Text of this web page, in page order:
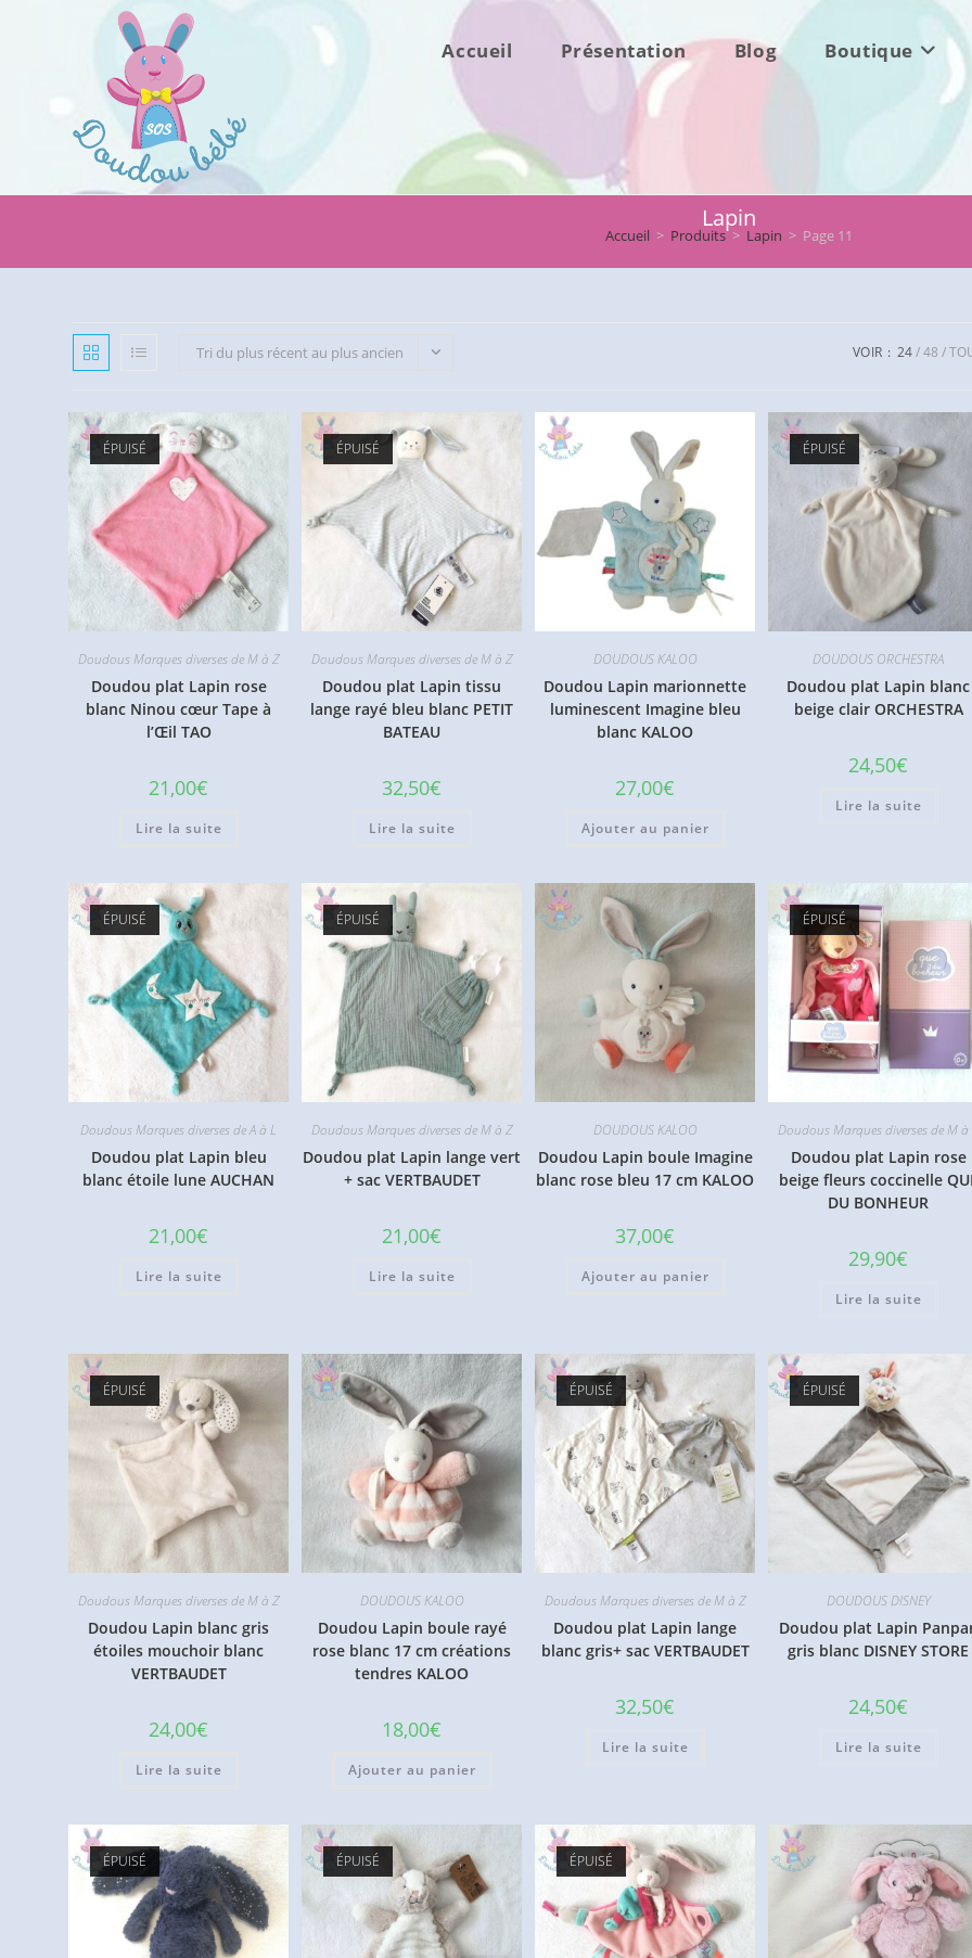
Accueil Présentation Blog Boutique
Lapin
Accueil > Produits > Lapin > Page 11
Tri du plus récent au plus ancien VOIR : 24 48
ÉPUISÉ
Doudous Marques diverses de M à Z
Doudou plat Lapin rose
blanc Ninou cœur Tape à
l’Œil TAO
21,00€
Lire la suite
ÉPUISÉ
Doudous Marques diverses de M à Z
Doudou plat Lapin tissu
lange rayé bleu blanc PETIT
BATEAU
32,50€
Lire la suite
DOUDOUS KALOO
Doudou Lapin marionnette
luminescent Imagine bleu
blanc KALOO
27,00€
Ajouter au panier
ÉPUISÉ
DOUDOUS ORCHESTRA
Doudou plat Lapin blanc
beige clair ORCHESTRA
24,50€
Lire la suite
ÉPUISÉ
Doudous Marques diverses de A à L
Doudou plat Lapin bleu
blanc étoile lune AUCHAN
21,00€
Lire la suite
ÉPUISÉ
Doudous Marques diverses de M à Z
Doudou plat Lapin lange vert
+ sac VERTBAUDET
21,00€
Lire la suite
DOUDOUS KALOO
Doudou Lapin boule Imagine
blanc rose bleu 17 cm KALOO
37,00€
Ajouter au panier
ÉPUISÉ
Doudous Marques diverses de M à
Doudou plat Lapin rose
beige fleurs coccinelle
DU BONHEUR
29,90€
Lire la suite
ÉPUISÉ
Doudous Marques diverses de M à Z
Doudou Lapin blanc gris
étoiles mouchoir blanc
VERTBAUDET
24,00€
Lire la suite
DOUDOUS KALOO
Doudou Lapin boule rayé
rose blanc 17 cm créations
tendres KALOO
18,00€
Ajouter au panier
ÉPUISÉ
Doudous Marques diverses de M à Z
Doudou plat Lapin lange
blanc gris+ sac VERTBAUDET
32,50€
Lire la suite
ÉPUISÉ
DOUDOUS DISNEY
Doudou plat Lapin
gris blanc DISNEY STORE
24,50€
Lire la suite
ÉPUISÉ ÉPUISÉ ÉPUISÉ